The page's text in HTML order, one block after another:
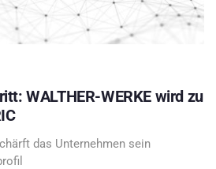
WALTHER-WERKE wird zu
das Unternehmen sein